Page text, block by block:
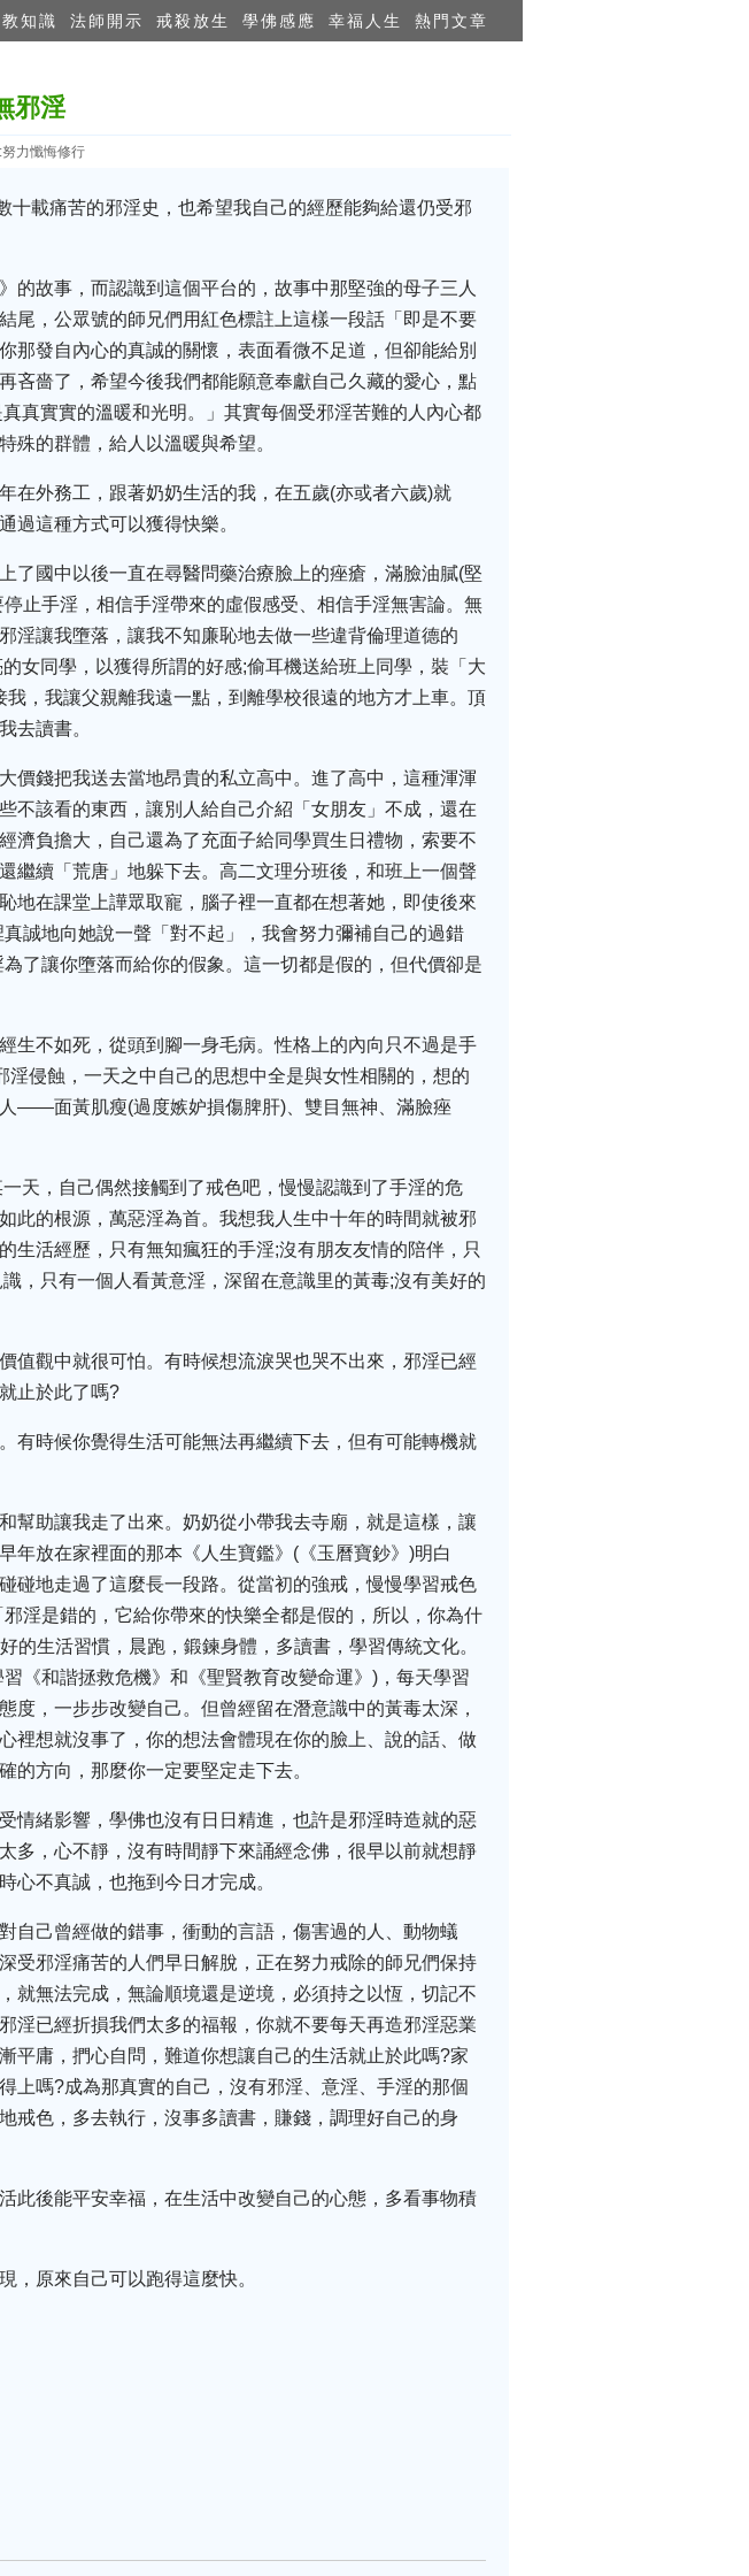
知識 法師開示 戒殺放生 學佛感應 幸福人生 熱門文章
邪淫
力懺悔修行
載痛苦的邪淫史，也希望我自己的經歷能夠給還仍受邪
的故事，而認識到這個平台的，故事中那堅強的母子三人
尾，公眾號的師兄們用紅色標註上這樣一段話「即是不要
那發自內心的真誠的關懷，表面看微不足道，但卻能給別
吝嗇了，希望今後我們都能願意奉獻自己久藏的愛心，點
真實實的溫暖和光明。」其實每個受邪淫苦難的人內心都
殊的群體，給人以溫暖與希望。
在外務工，跟著奶奶生活的我，在五歲(亦或者六歲)就
過這種方式可以獲得快樂。
了國中以後一直在尋醫問藥治療臉上的痤瘡，滿臉油膩(堅
止手淫，相信手淫帶來的虛假感受、相信手淫無害論。無
淫讓我墮落，讓我不知廉恥地去做一些違背倫理道德的
女同學，以獲得所謂的好感;偷耳機送給班上同學，裝「大
，我讓父親離我遠一點，到離學校很遠的地方才上車。頂
去讀書。
價錢把我送去當地昂貴的私立高中。進了高中，這種渾渾
不該看的東西，讓別人給自己介紹「女朋友」不成，還在
濟負擔大，自己還為了充面子給同學買生日禮物，索要不
繼續「荒唐」地躲下去。高二文理分班後，和班上一個聲
地在課堂上譁眾取寵，腦子裡一直都在想著她，即使後來
誠地向她說一聲「對不起」，我會努力彌補自己的過錯
了讓你墮落而給你的假象。這一切都是假的，但代價卻是
生不如死，從頭到腳一身毛病。性格上的內向只不過是手
侵蝕，一天之中自己的思想中全是與女性相關的，想的
——面黃肌瘦(過度嫉妒損傷脾肝)、雙目無神、滿臉痤
天，自己偶然接觸到了戒色吧，慢慢認識到了手淫的危
此的根源，萬惡淫為首。我想我人生中十年的時間就被邪
生活經歷，只有無知瘋狂的手淫;沒有朋友友情的陪伴，只
，只有一個人看黃意淫，深留在意識里的黃毒;沒有美好的
值觀中就很可怕。有時候想流淚哭也哭不出來，邪淫已經
止於此了嗎?
有時候你覺得生活可能無法再繼續下去，但有可能轉機就
幫助讓我走了出來。奶奶從小帶我去寺廟，就是這樣，讓
年放在家裡面的那本《人生寶鑑》(《玉曆寶鈔》)明白
碰地走過了這麼長一段路。從當初的強戒，慢慢學習戒色
淫是錯的，它給你帶來的快樂全都是假的，所以，你為什
的生活習慣，晨跑，鍛鍊身體，多讀書，學習傳統文化。
《和諧拯救危機》和《聖賢教育改變命運》)，每天學習
，一步步改變自己。但曾經留在潛意識中的黃毒太深，
裡想就沒事了，你的想法會體現在你的臉上、說的話、做
的方向，那麼你一定要堅定走下去。
情緒影響，學佛也沒有日日精進，也許是邪淫時造就的惡
多，心不靜，沒有時間靜下來誦經念佛，很早以前就想靜
心不真誠，也拖到今日才完成。
自己曾經做的錯事，衝動的言語，傷害過的人、動物蟻
受邪淫痛苦的人們早日解脫，正在努力戒除的師兄們保持
就無法完成，無論順境還是逆境，必須持之以恆，切記不
淫已經折損我們太多的福報，你就不要每天再造邪淫惡業
平庸，捫心自問，難道你想讓自己的生活就止於此嗎?家
上嗎?成為那真實的自己，沒有邪淫、意淫、手淫的那個
戒色，多去執行，沒事多讀書，賺錢，調理好自己的身
此後能平安幸福，在生活中改變自己的心態，多看事物積
，原來自己可以跑得這麼快。